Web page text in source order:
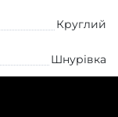
Круглий
Шнурівка